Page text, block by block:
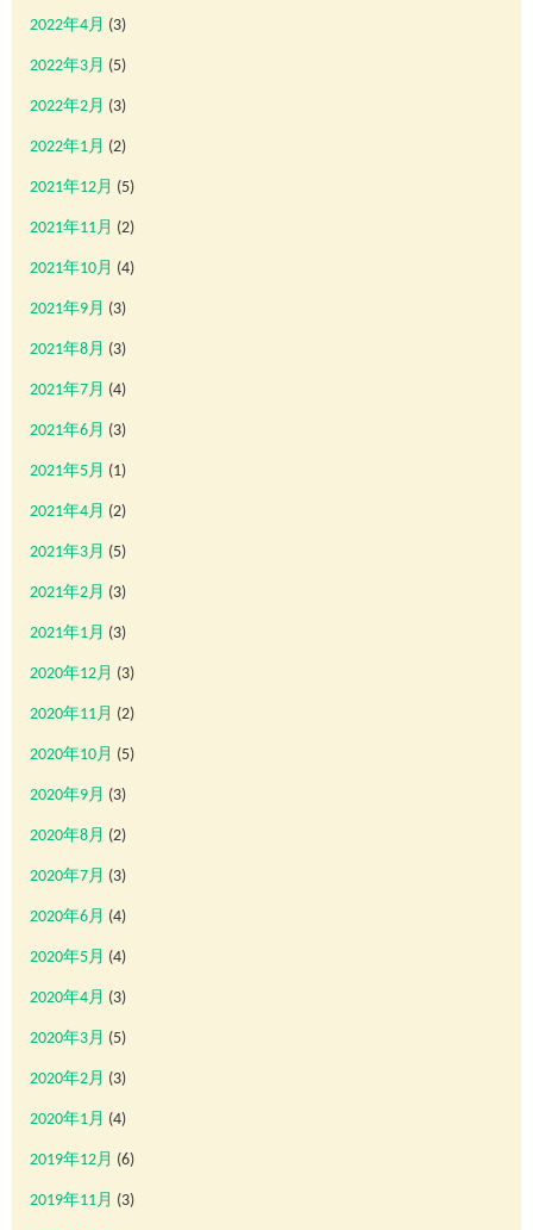
2022年4月 (3)
2022年3月 (5)
2022年2月 (3)
2022年1月 (2)
2021年12月 (5)
2021年11月 (2)
2021年10月 (4)
2021年9月 (3)
2021年8月 (3)
2021年7月 (4)
2021年6月 (3)
2021年5月 (1)
2021年4月 (2)
2021年3月 (5)
2021年2月 (3)
2021年1月 (3)
2020年12月 (3)
2020年11月 (2)
2020年10月 (5)
2020年9月 (3)
2020年8月 (2)
2020年7月 (3)
2020年6月 (4)
2020年5月 (4)
2020年4月 (3)
2020年3月 (5)
2020年2月 (3)
2020年1月 (4)
2019年12月 (6)
2019年11月 (3)